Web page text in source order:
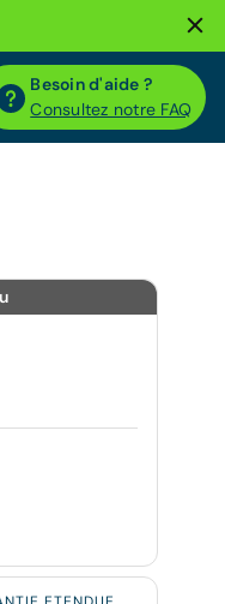
Besoin d'aide ?
Consultez notre FAQ